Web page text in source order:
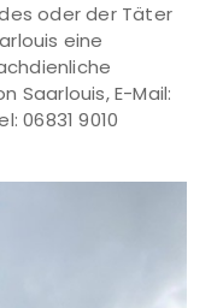
oder der Täter
eine
Saarlouis, E-Mail:
06831 9010